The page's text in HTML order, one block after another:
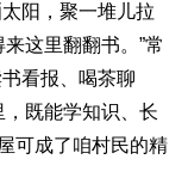
阳，聚一堆儿拉
这里翻翻书。”常
看报、喝茶聊
，既能学知识、长
可成了咱村民的精